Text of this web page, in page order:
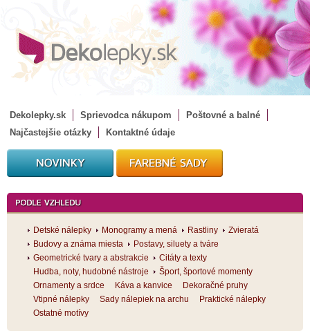
Dekolepky.sk Sprievodca nákupom
Poštovné a balné
Najčastejšie otázky
Kontaktné údaje
Detské nálepky Monogramy a mená Rastliny
Zvieratá
Budovy a známa miesta
Postavy, siluety a tváre
Geometrické tvary a abstrakcie
Citáty a texty
Hudba, noty, hudobné nástroje
Šport, športové momenty
Ornamenty a srdce
Káva a kanvice
Dekoračné pruhy
Vtipné nálepky
Sady nálepiek na archu
Praktické nálepky
Ostatné motívy